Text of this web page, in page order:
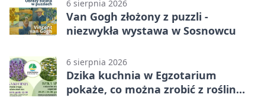
6 sierpnia 2026
Van Gogh złożony z puzzli -
niezwykła wystawa w Sosnowcu
6 sierpnia 2026
Dzika kuchnia w Egzotarium
pokaże, co można zrobić z roślin